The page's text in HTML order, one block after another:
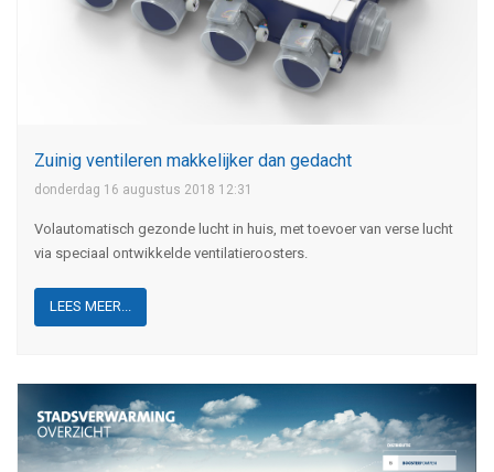
Zuinig ventileren makkelijker dan gedacht
donderdag 16 augustus 2018 12:31
Volautomatisch gezonde lucht in huis, met toevoer van verse lucht
via speciaal ontwikkelde ventilatieroosters.
LEES MEER...